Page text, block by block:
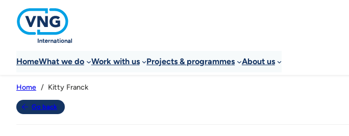
HomeWhat we do Work with us Projects & programmes About us
Home Kitty Franck
Go back